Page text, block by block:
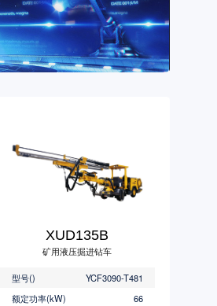
XUD135B
矿用液压掘进钻车
型号()
YCF3090-T481
额定功率(kW)
66